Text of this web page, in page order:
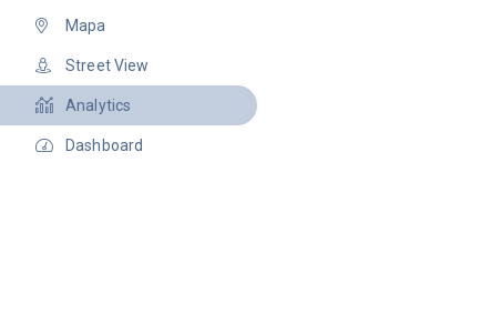
Mapa
Street View
Analytics
Dashboard